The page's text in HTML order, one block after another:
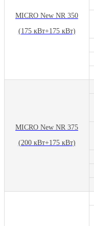
MICRO New NR 350
(175 кВт+175 кВт)
MICRO New NR 375
(200 кВт+175 кВт)